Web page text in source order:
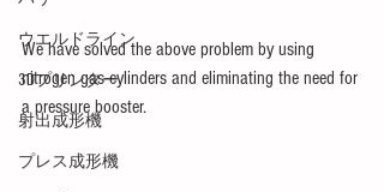
ウエルドライン
3Dプリンター
射出成形機
プレス成形機
We have solved the above problem by using
nitrogen gas cylinders and eliminating the need for
a pressure booster.